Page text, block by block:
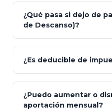
GNP
Seguros
¿Qué pasa si dejo de
de Descanso)?
¿Es deducible de
¿Puedo aumentar o
aportación mensual?